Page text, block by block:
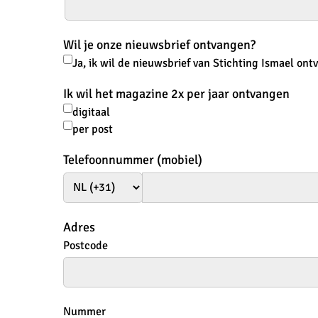
Wil je onze nieuwsbrief ontvangen?
Ja, ik wil de nieuwsbrief van Stichting Ismael
Ik wil het magazine 2x per jaar ontvangen
digitaal
per post
Telefoonnummer (mobiel)
Adres
Postcode
Nummer